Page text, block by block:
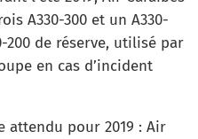
A330-300 et un A330-
200 de réserve, utilisé par
en cas d’incident
attendu pour 2019 : Air